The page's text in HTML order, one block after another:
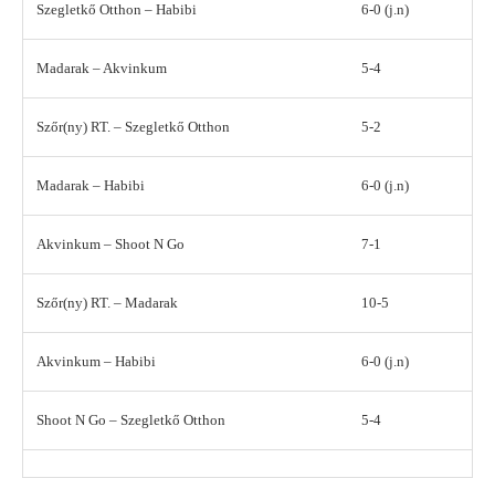
Szegletkő Otthon – Habibi 6-0 (j.n)
Madarak – Akvinkum 5-4
Szőr(ny) RT. – Szegletkő Otthon 5-2
Madarak – Habibi 6-0 (j.n)
Akvinkum – Shoot N Go 7-1
Szőr(ny) RT. – Madarak 10-5
Akvinkum – Habibi 6-0 (j.n)
Shoot N Go – Szegletkő Otthon 5-4